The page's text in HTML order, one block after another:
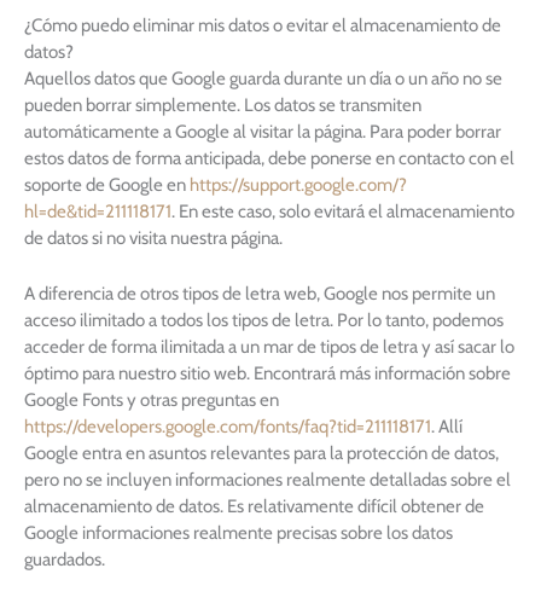
¿Cómo puedo eliminar mis datos o evitar el almacenamiento de
datos?
Aquellos datos que Google guarda durante un día o un año no se
pueden borrar simplemente. Los datos se transmiten
automáticamente a Google al visitar la página. Para poder borrar
estos datos de forma anticipada, debe ponerse en contacto con el
soporte de Google en https://support.google.com/?
hl=de&tid=211118171. En este caso, solo evitará el almacenamiento
de datos si no visita nuestra página.
A diferencia de otros tipos de letra web, Google nos permite un
acceso ilimitado a todos los tipos de letra. Por lo tanto, podemos
acceder de forma ilimitada a un mar de tipos de letra y así sacar lo
óptimo para nuestro sitio web. Encontrará más información sobre
Google Fonts y otras preguntas en
https://developers.google.com/fonts/faq?tid=211118171. Allí
Google entra en asuntos relevantes para la protección de datos,
pero no se incluyen informaciones realmente detalladas sobre el
almacenamiento de datos. Es relativamente difícil obtener de
Google informaciones realmente precisas sobre los datos
guardados.